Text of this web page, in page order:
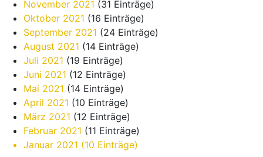
November 2021 (31 Einträge)
Oktober 2021 (16 Einträge)
September 2021 (24 Einträge)
August 2021 (14 Einträge)
Juli 2021 (19 Einträge)
Juni 2021 (12 Einträge)
Mai 2021 (14 Einträge)
April 2021 (10 Einträge)
März 2021 (12 Einträge)
Februar 2021 (11 Einträge)
Januar 2021 (10 Einträge)